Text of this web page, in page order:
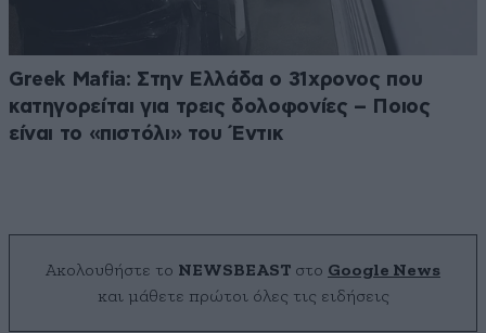
Greek Mafia: Στην Ελλάδα ο 31χρονος που
κατηγορείται για τρεις δολοφονίες – Ποιος
είναι το «πιστόλι» του Έντικ
Ακολουθήστε το NEWSBEAST στο Google News
και μάθετε πρώτοι όλες τις ειδήσεις